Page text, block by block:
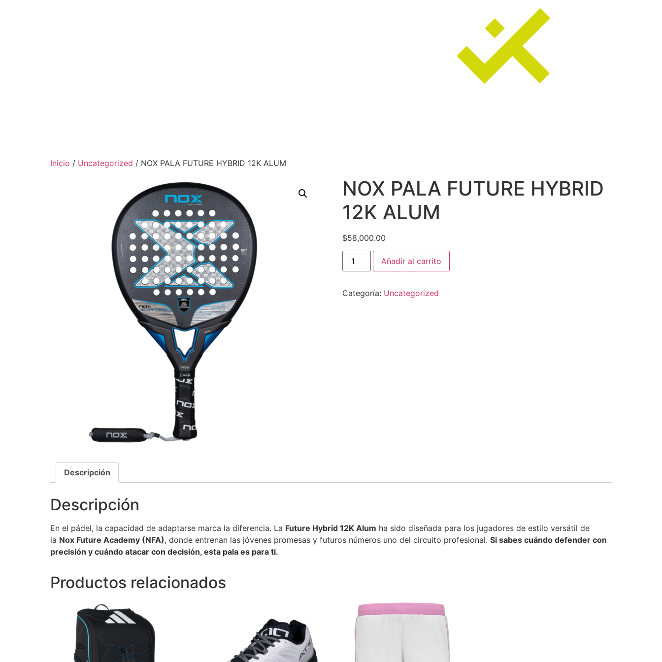
Inicio / Uncategorized / NOX PALA FUTURE HYBRID 12K ALUM
NOX PALA FUTURE HYBRID
12K ALUM
$58,000.00
NOX
PALA
FUTURE
ALUM
cantidad
Añadir al carrito
Categoría: Uncategorized
Descripción
Descripción
En el pádel, la capacidad de adaptarse marca la diferencia. La Future Hybrid 12K Alum ha sido diseñada para los jugadores de estilo versátil de
la Nox Future Academy (NFA), donde entrenan las jóvenes promesas y futuros números uno del circuito profesional. Si sabes cuándo defender con
precisión y cuándo atacar con decisión, esta pala es para ti.
Productos relacionados